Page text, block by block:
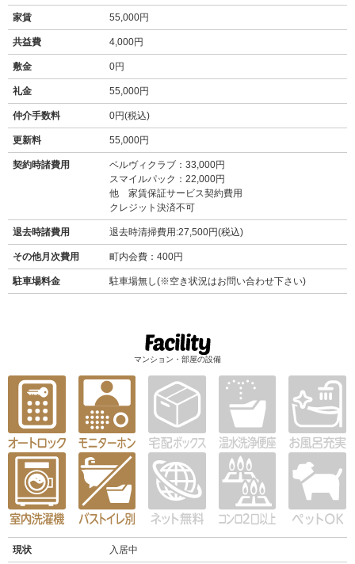
家賃 55,000円
共益費 4,000円
敷金 0円
礼金 55,000円
仲介手数料 0円(税込)
更新料 55,000円
契約時諸費用
ベルヴィクラブ：33,000円
スマイルパック：22,000円
他 家賃保証サービス契約費用
クレジット決済不可
退去時諸費用 退去時清掃費用:27,500円(税込)
その他月次費用 町内会費：400円
駐車場料金 駐車場無し(※空き状況はお問い合わせ下さい)
マンション・部屋の設備
現状 入居中